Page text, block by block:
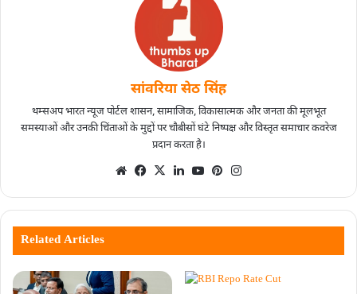
सांवरिया सेठ सिंह
थम्सअप भारत न्यूज पोर्टल शासन, सामाजिक, विकासात्मक और जनता की मूलभूत
समस्याओं और उनकी चिंताओं के मुद्दों पर चौबीसों घंटे निष्पक्ष और विस्तृत समाचार कवरेज
प्रदान करता है।
Related Articles